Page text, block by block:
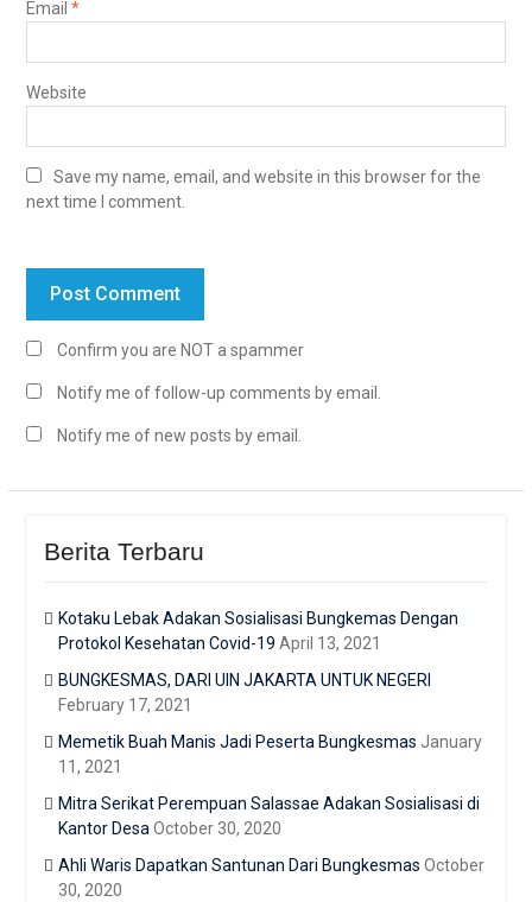
Email *
Website
Save my name, email, and website in this browser for the
next time I comment.
Confirm you are NOT a spammer
Notify me of follow-up comments by email.
Notify me of new posts by email.
Berita Terbaru
Kotaku Lebak Adakan Sosialisasi Bungkemas Dengan
Protokol Kesehatan Covid-19 April 13, 2021
BUNGKESMAS, DARI UIN JAKARTA UNTUK NEGERI
February 17, 2021
Memetik Buah Manis Jadi Peserta Bungkesmas January
11, 2021
Mitra Serikat Perempuan Salassae Adakan Sosialisasi di
Kantor Desa October 30, 2020
Ahli Waris Dapatkan Santunan Dari Bungkesmas October
30, 2020